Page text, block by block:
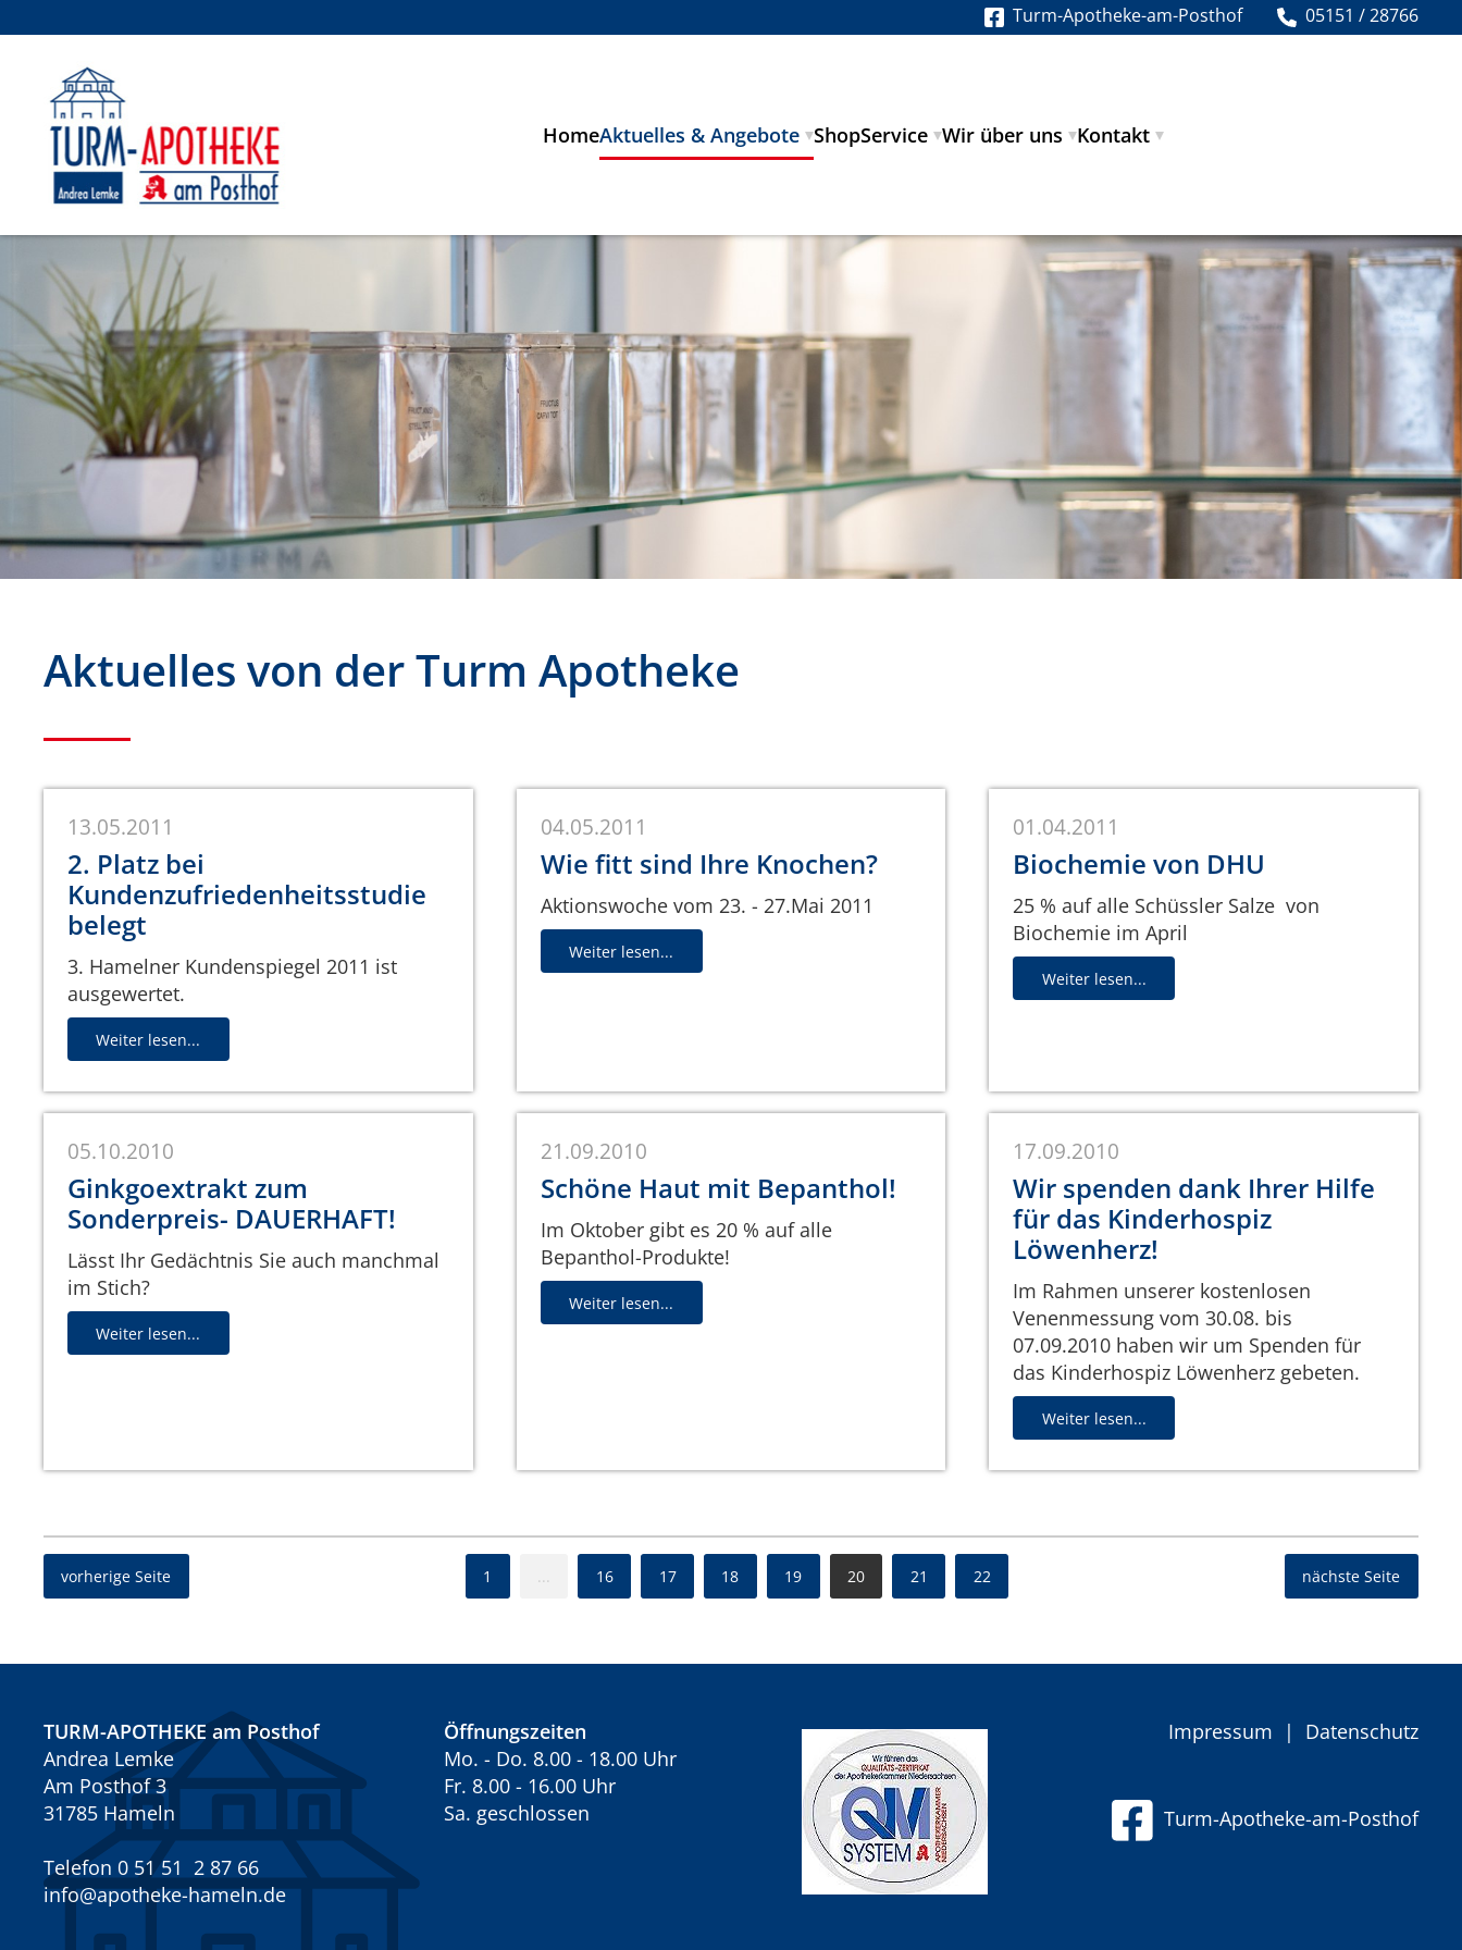
Aktuelles von der Turm Apotheke
13.05.2011
2. Platz bei
Kundenzufriedenheitsstudie
belegt
3. Hamelner Kundenspiegel 2011 ist
ausgewertet.
Weiter lesen...
04.05.2011
Wie fitt sind Ihre Knochen?
Aktionswoche vom 23. - 27.Mai 2011
Weiter lesen...
01.04.2011
Biochemie von DHU
25 % auf alle Schüssler Salze von
Biochemie im April
Weiter lesen...
05.10.2010
Ginkgoextrakt zum
Sonderpreis- DAUERHAFT!
Lässt Ihr Gedächtnis Sie auch manchmal
im Stich?
Weiter lesen...
21.09.2010
Schöne Haut mit Bepanthol!
Im Oktober gibt es 20 % auf alle
Bepanthol-Produkte!
Weiter lesen...
17.09.2010
Wir spenden dank Ihrer Hilfe
für das Kinderhospiz
Löwenherz!
Im Rahmen unserer kostenlosen
Venenmessung vom 30.08. bis
07.09.2010 haben wir um Spenden für
das Kinderhospiz Löwenherz gebeten.
Weiter lesen...
vorherige Seite 1 ... 16 17 18 19 20 21 22 nächste Seite
TURM-APOTHEKE am Posthof
Andrea Lemke
Am Posthof 3
31785 Hameln
Telefon 0 51 51 2 87 66
info@apotheke-hameln.de
Öffnungszeiten
Mo. - Do. 8.00 - 18.00 Uhr
Fr. 8.00 - 16.00 Uhr
Sa. geschlossen
Impressum | Datenschutz
Turm-Apotheke-am-Posthof
Turm-Apotheke-am-Posthof 05151 / 28766
HomeAktuelles & Angebote ShopService Wir über uns Kontakt